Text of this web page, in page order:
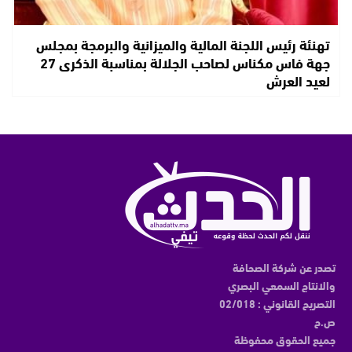
تهنئة رئيس اللجنة المالية والميزانية والبرمجة بمجلس
جهة فاس مكناس لصاحب الجلالة بمناسبة الذكرى 27
لعيد العرش
تصدر عن شركة الصحافة
والانتاج السمعي البصري
التصريح القانوني : 02/018
ص.ح
جميع الحقوق محفوظة